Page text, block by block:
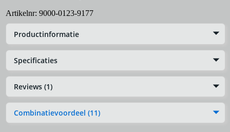
Artikelnr: 9000-0123-9177
Productinformatie
Specificaties
Reviews (1)
Combinatievoordeel (11)